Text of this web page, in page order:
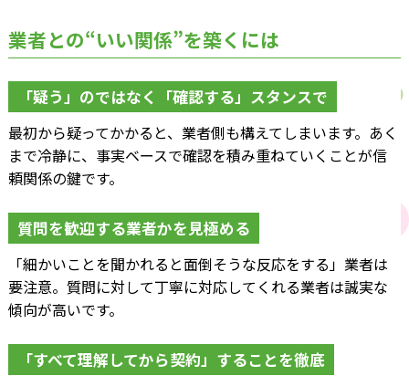
業者との“いい関係”を築くには
「疑う」のではなく「確認する」スタンスで
最初から疑ってかかると、業者側も構えてしまいます。あく
まで冷静に、事実ベースで確認を積み重ねていくことが信
頼関係の鍵です。
質問を歓迎する業者かを見極める
「細かいことを聞かれると面倒そうな反応をする」業者は
要注意。質問に対して丁寧に対応してくれる業者は誠実な
傾向が高いです。
「すべて理解してから契約」することを徹底